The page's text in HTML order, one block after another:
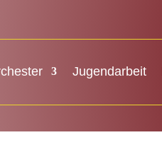
Jugendarbeit